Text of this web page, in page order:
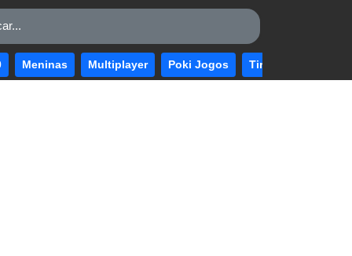
Meninas Multiplayer Poki Jogos Tiro